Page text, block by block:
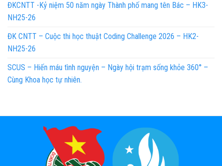
ĐKCNTT -Kỷ niệm 50 năm ngày Thành phố mang tên Bác – HK3-
NH25-26
ĐK CNTT – Cuộc thi học thuật Coding Challenge 2026 – HK2-
NH25-26
SCUS – Hiến máu tình nguyện – Ngày hội trạm sống khỏe 360° –
Cùng Khoa học tự nhiên.